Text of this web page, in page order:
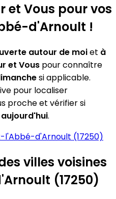
et Vous pour vos
d'Arnoult !
autour de moiet à
et Vous pour connaître
si applicable.
pour localiser
proche et vérifier si
.
l'Abbé-d'Arnoult (17250)
villes voisines
(17250)